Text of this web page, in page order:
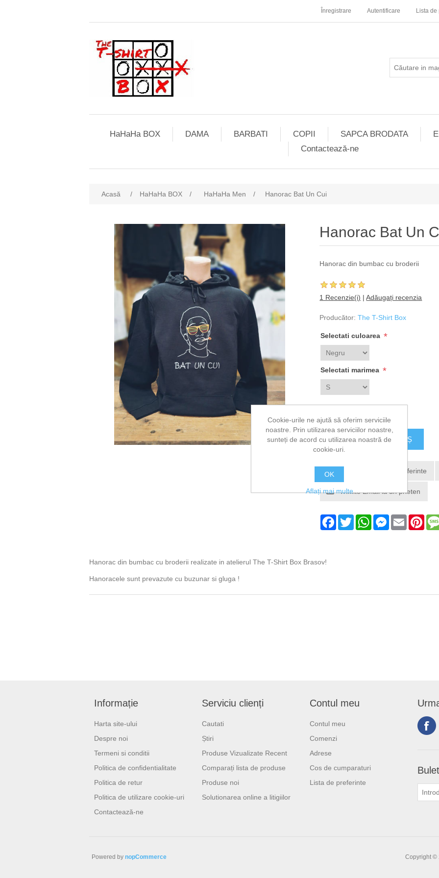
Înregistrare Autentificare Lista de
HaHaHa BOX DAMA BARBATI COPII SAPCA BRODATA
Contactează-ne
Acasă / HaHaHa BOX / HaHaHa Men / Hanorac Bat Un Cui
Hanorac Bat Un
Hanorac din bumbac cu broderii
1 Recenzie(i) | Adăugați recenzia
Producător: The T-Shirt Box
Selectati culoarea *
Selectati marimea *
165,00 lei
Facebook
TwitterWhatsAppMessenger
Email
Hanorac din bumbac cu broderii realizate in atelierul The T-Shirt Box Brasov!
Hanoracele sunt prevazute cu buzunar si gluga !
Informație
Harta site-ului
Despre noi
Termeni si conditii
Politica de confidentialitate
Politica de retur
Politica de utilizare cookie-uri
Contactează-ne
Serviciu clienți
Cautati
Știri
Produse Vizualizate Recent
Comparați lista de produse
Produse noi
Solutionarea online a litigiilor
Contul meu
Contul meu
Comenzi
Adrese
Cos de cumparaturi
Lista de preferinte
Copyright ©
Powered by nopCommerce
Cookie-urile ne ajută să oferim serviciile
noastre. Prin utilizarea serviciilor noastre,
sunteți de acord cu utilizarea noastră de
cookie-uri.
OK
Aflați mai multe